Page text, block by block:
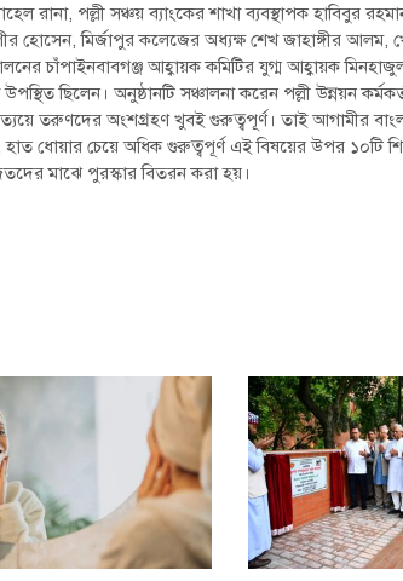
রানা, পল্লী সঞ্চয় ব্যাংকের শাখা ব্যবস্থাপক হাবিবুর
হোসেন, মির্জাপুর কলেজের অধ্যক্ষ শেখ জাহাঙ্গীর আলম,
চাঁপাইনবাবগঞ্জ আহ্বায়ক কমিটির যুগ্ম আহ্বায়ক
উপস্থিত ছিলেন। অনুষ্ঠানটি সঞ্চালনা করেন পল্লী উন্নয়ন
তরুণদের অংশগ্রহণ খুবই গুরুত্বপূর্ণ। তাই আগামীর
হাত ধোয়ার চেয়ে অধিক গুরুত্বপূর্ণ এই বিষয়ের উপর ১০টি
মাঝে পুরস্কার বিতরন করা হয়।